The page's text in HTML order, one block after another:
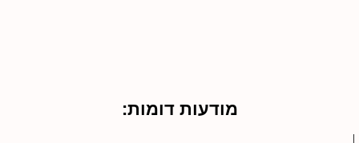
מודעות דומות: